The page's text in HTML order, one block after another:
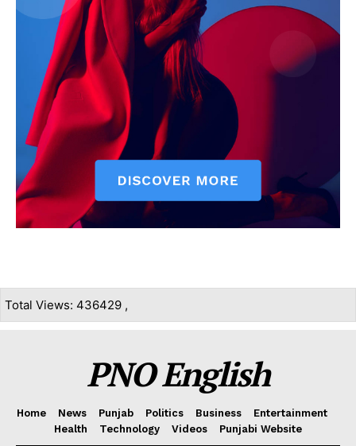
Total Views: 436429 ,
PNO English
Home News Punjab Politics Business
Entertainment
Health
Technology Videos Punjabi Website